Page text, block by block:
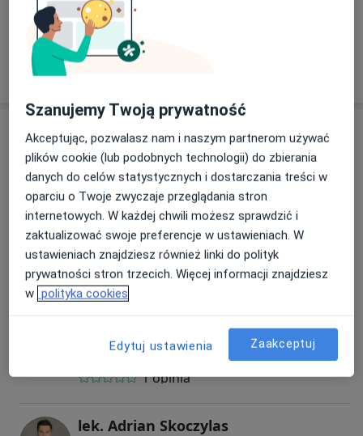
+ 9 usług
W jaki sposób ustalane są ceny?
Specjaliści
Lekarz wykonujący zabiegi medycyny estetycznej
lek. Marek Ciesiński
101 opinii
dr Marta Dusza-Szreniawa
1 opinia
lek. Adrian Skoczylas
Szanujemy Twoją prywatność
Akceptując, pozwalasz nam i naszym partnerom używać
plików cookie (lub podobnych technologii) do zbierania
danych do celów statystycznych i dostarczania treści w
oparciu o Twoje zwyczaje przeglądania stron
internetowych. W każdej chwili możesz sprawdzić i
zaktualizować swoje preferencje w ustawieniach. W
ustawieniach znajdziesz również linki do polityk
prywatności stron trzecich. Więcej informacji znajdziesz
w polityka cookies
Edytuj ustawienia Zaakceptuj